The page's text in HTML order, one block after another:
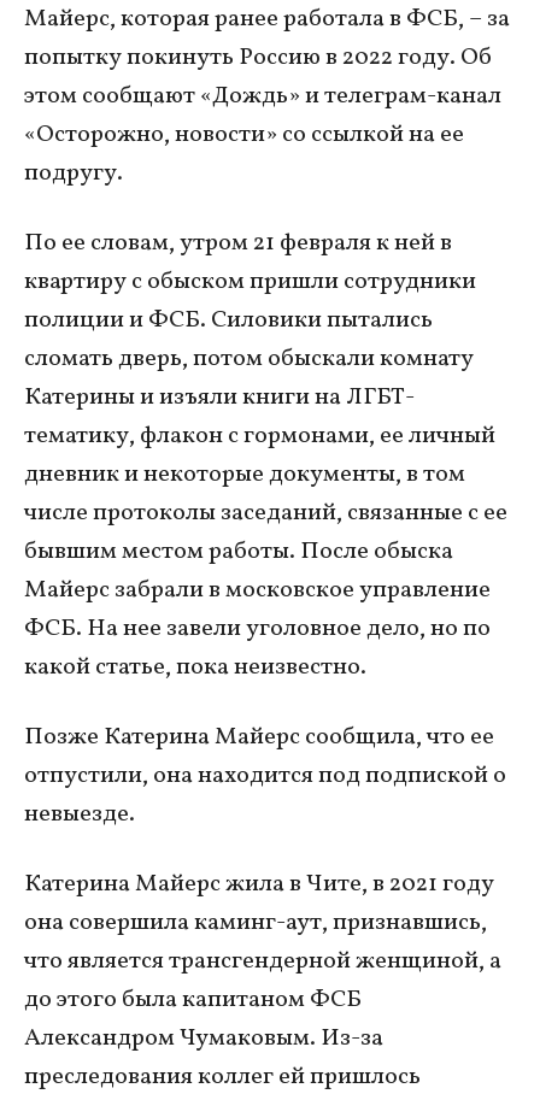
Майерс, которая ранее работала в ФСБ, – за
попытку покинуть Россию в 2022 году. Об
этом сообщают «Дождь» и телеграм-канал
«Осторожно, новости» со ссылкой на ее
подругу.
По ее словам, утром 21 февраля к ней в
квартиру с обыском пришли сотрудники
полиции и ФСБ. Силовики пытались
сломать дверь, потом обыскали комнату
Катерины и изъяли книги на ЛГБТ-
тематику, флакон с гормонами, ее личный
дневник и некоторые документы, в том
числе протоколы заседаний, связанные с ее
бывшим местом работы. После обыска
Майерс забрали в московское управление
ФСБ. На нее завели уголовное дело, но по
какой статье, пока неизвестно.
Позже Катерина Майерс сообщила, что ее
отпустили, она находится под подпиской о
невыезде.
Катерина Майерс жила в Чите, в 2021 году
она совершила каминг-аут, признавшись,
что является трансгендерной женщиной, а
до этого была капитаном ФСБ
Александром Чумаковым. Из-за
преследования коллег ей пришлось